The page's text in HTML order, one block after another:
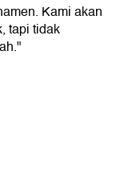
Kami akan
tapi tidak